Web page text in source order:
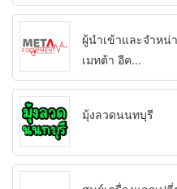
ผู้นำเข้าและจำหน่
เมทต้า อีค...
มุ้งลวดนนทบุรี